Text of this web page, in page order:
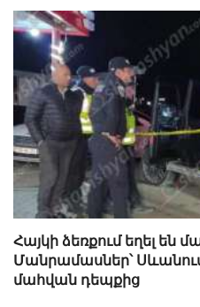
Հայկի ձեռքում եղել են
Մանրամասներ՝
մահվան դեպքից